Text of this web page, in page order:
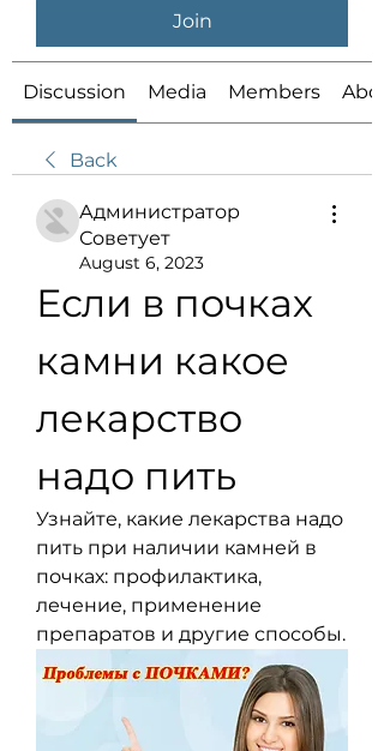
Join
Discussion Media Members
Back
Администратор
Советует
August 6, 2023
Если в почках
камни какое
лекарство
надо пить
Узнайте, какие лекарства надо
пить при наличии камней в
почках: профилактика,
лечение, применение
препаратов и другие способы.